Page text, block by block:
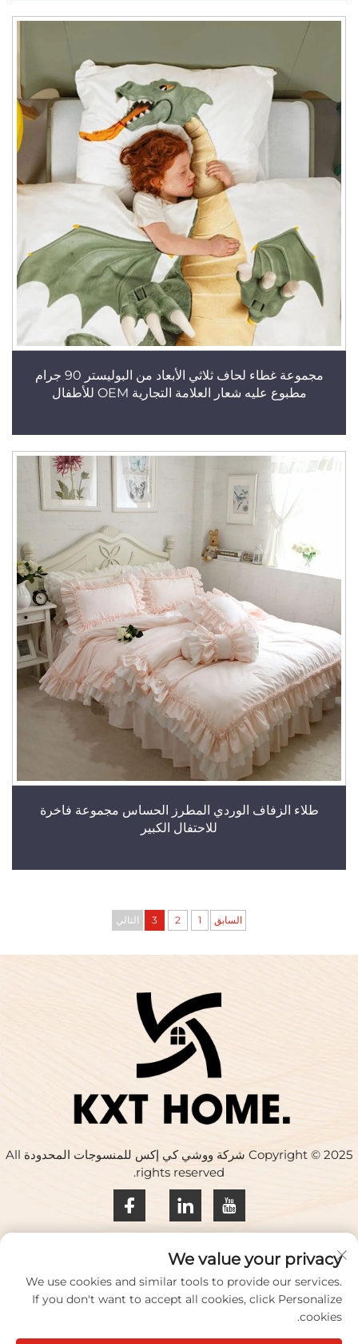
مجموعة غطاء لحاف ثلاثي الأبعاد من البوليستر 90 جرام
مطبوع عليه شعار العلامة التجارية OEM للأطفال
طلاء الزفاف الوردي المطرز الحساس مجموعة فاخرة
للاحتفال الكبير
السابق 1
2
3 التالي
Copyright © 2025 شركة ووشي كي إكس للمنسوجات المحدودة All
rights reserved.
سياسة الخصوصية
اتصل بنا
We value your privacy
We use cookies and similar tools to provide our services.
If you don't want to accept all cookies, click Personalize
cookies.